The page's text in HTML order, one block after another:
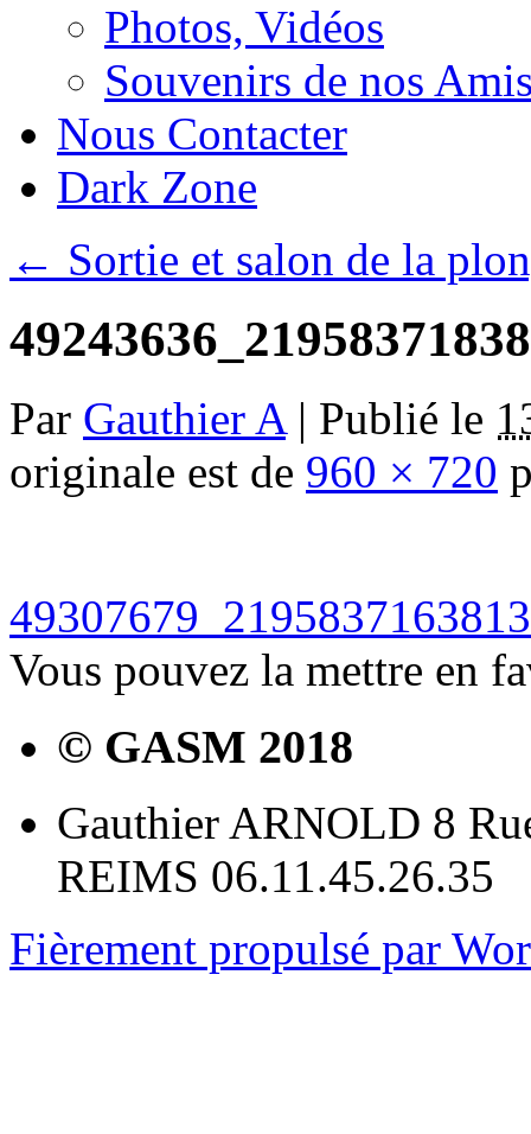
Photos, Vidéos
Souvenirs de nos
Nous Contacter
Dark Zone
← Sortie et salon de la
Par Gauthier A | Publié le
originale est de 960 × 720
Vous pouvez la mettre en
© GASM 2018
Gauthier ARNOLD 8
REIMS 06.11.45.26.35
Fièrement propulsé par